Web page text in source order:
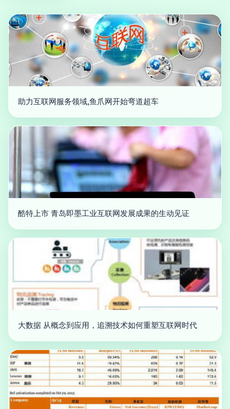
助力互联网服务领域,鱼爪网开始弯道超车
酷特上市 青岛即墨工业互联网发展成果的生动见证
大数据 从概念到应用，追溯技术如何重塑互联网时代